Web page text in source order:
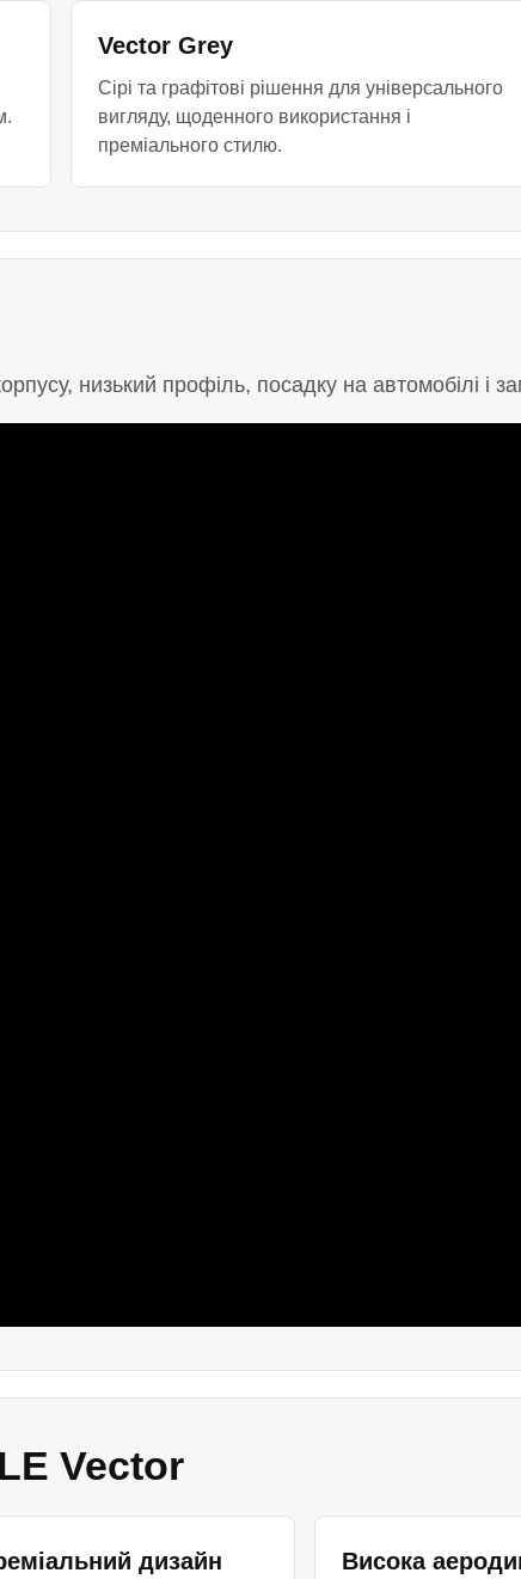
Vector Grey
Сірі та графітові рішення для універсального
вигляду, щоденного використання і
преміального стилю.
низький профіль, посадку на автомобілі і
Vector
дизайн Висока